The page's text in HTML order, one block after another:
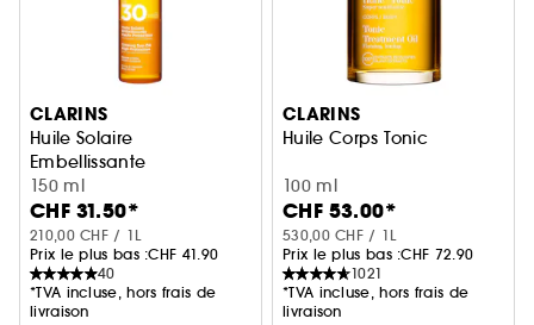
CLARINS
Huile Solaire
Embellissante
Haute Protection Corps SPF30
150 ml
CHF 31.50*
210,00 CHF / 1L
Prix le plus bas :CHF 41.90
40
*TVA incluse, hors frais de
livraison
CLARINS
Huile Corps Tonic
100 ml
CHF 53.00*
530,00 CHF / 1L
Prix le plus bas :CHF 72.90
1021
*TVA incluse, hors frais de
livraison